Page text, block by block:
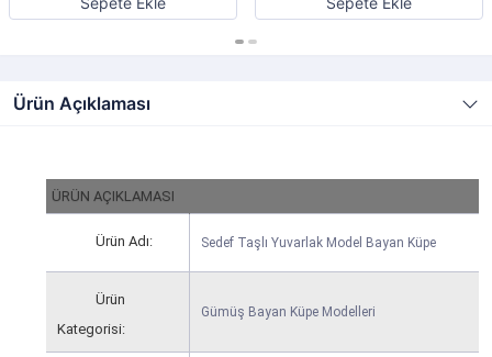
Ürün Açıklaması
ÜRÜN AÇIKLAMASI
Ürün Adı: Sedef Taşlı Yuvarlak Model Bayan Küpe
Ürün
Kategorisi:
Gümüş Bayan Küpe Modelleri